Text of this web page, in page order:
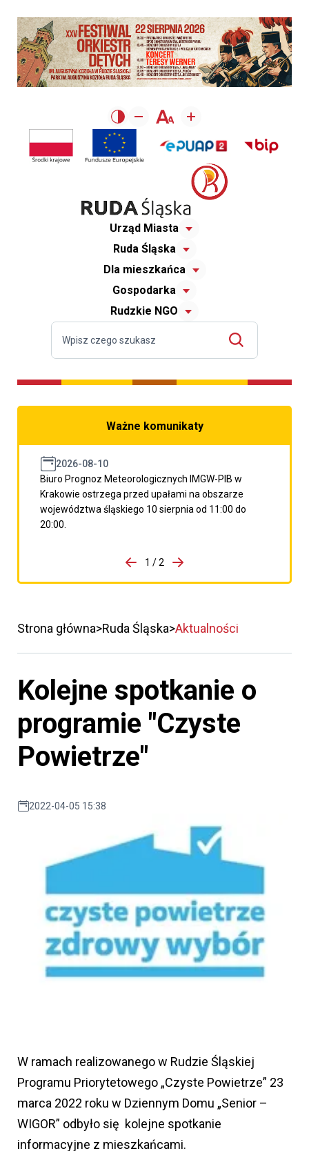
Urząd Miasta
Ruda Śląska
Dla mieszkańca
Gospodarka
Rudzkie NGO
Ważne komunikaty
2026-08-10
Biuro Prognoz Meteorologicznych IMGW-PIB w
Krakowie ostrzega przed upałami na obszarze
województwa śląskiego 10 sierpnia od 11:00 do
20:00.
porzpedniego komunikatu
1 / 2
Przejdź do następnego
Strona główna Ruda Śląska Aktualności
Kolejne spotkanie o
programie "Czyste
Powietrze"
2022-04-05 15:38
W ramach realizowanego w Rudzie Śląskiej
Programu Priorytetowego „Czyste Powietrze” 23
marca 2022 roku w Dziennym Domu „Senior –
WIGOR” odbyło się kolejne spotkanie
informacyjne z mieszkańcami.